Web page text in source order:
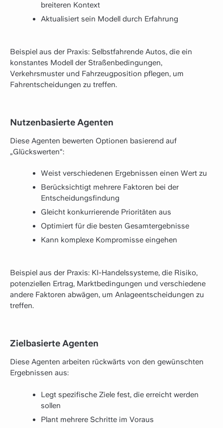
breiteren Kontext
Aktualisiert sein Modell durch Erfahrung
Beispiel aus der Praxis: Selbstfahrende Autos, die ein
konstantes Modell der Straßenbedingungen,
Verkehrsmuster und Fahrzeugposition pflegen, um
Fahrentscheidungen zu treffen.
Nutzenbasierte Agenten
Diese Agenten bewerten Optionen basierend auf
„Glückswerten“:
Weist verschiedenen Ergebnissen einen Wert zu
Berücksichtigt mehrere Faktoren bei der
Entscheidungsfindung
Gleicht konkurrierende Prioritäten aus
Optimiert für die besten Gesamtergebnisse
Kann komplexe Kompromisse eingehen
Beispiel aus der Praxis: KI-Handelssysteme, die Risiko,
potenziellen Ertrag, Marktbedingungen und verschiedene
andere Faktoren abwägen, um Anlageentscheidungen zu
treffen.
Zielbasierte Agenten
Diese Agenten arbeiten rückwärts von den gewünschten
Ergebnissen aus:
Legt spezifische Ziele fest, die erreicht werden
sollen
Plant mehrere Schritte im Voraus